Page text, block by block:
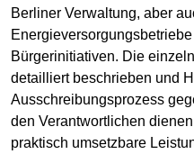
Berliner Verwaltung, aber
Bürgerinitiativen. Die
detailliert beschrieben und
Ausschreibungsprozess
den Verantwortlichen
praktisch umsetzbare